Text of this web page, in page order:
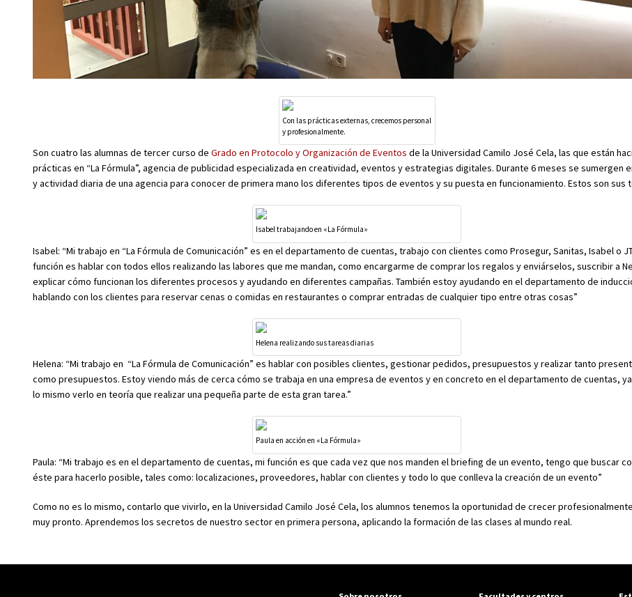
Con las prácticas externas, crecemos personal
y profesionalmente.
Son cuatro las alumnas de tercer curso de Grado en Protocolo y Organización de Eventos de la Universidad Camilo José Cela, las que están
prácticas en “La Fórmula”, agencia de publicidad especializada en creatividad, eventos y estrategias digitales. Durante 6 meses se sumergen
y actividad diaria de una agencia para conocer de primera mano los diferentes tipos de eventos y su puesta en funcionamiento. Estos son sus
Isabel trabajando en «La Fórmula»
Isabel: “Mi trabajo en “La Fórmula de Comunicación” es en el departamento de cuentas, trabajo con clientes como Prosegur, Sanitas, Isabel o
función es hablar con todos ellos realizando las labores que me mandan, como encargarme de comprar los regalos y enviárselos, suscribir a
explicar cómo funcionan los diferentes procesos y ayudando en diferentes campañas. También estoy ayudando en el departamento de
hablando con los clientes para reservar cenas o comidas en restaurantes o comprar entradas de cualquier tipo entre otras cosas”
Helena realizando sus tareas diarias
Helena: “Mi trabajo en “La Fórmula de Comunicación” es hablar con posibles clientes, gestionar pedidos, presupuestos y realizar tanto
como presupuestos. Estoy viendo más de cerca cómo se trabaja en una empresa de eventos y en concreto en el departamento de cuentas,
lo mismo verlo en teoría que realizar una pequeña parte de esta gran tarea.”
Paula en acción en «La Fórmula»
Paula: “Mi trabajo es en el departamento de cuentas, mi función es que cada vez que nos manden el briefing de un evento, tengo que buscar
éste para hacerlo posible, tales como: localizaciones, proveedores, hablar con clientes y todo lo que conlleva la creación de un evento”
Como no es lo mismo, contarlo que vivirlo, en la Universidad Camilo José Cela, los alumnos tenemos la oportunidad de crecer
muy pronto. Aprendemos los secretos de nuestro sector en primera persona, aplicando la formación de las clases al mundo real.